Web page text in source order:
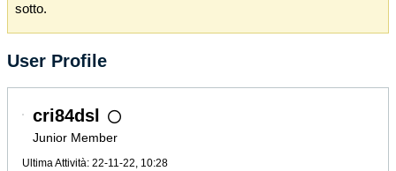
sotto.
User Profile
cri84dsl
Junior Member
Ultima Attività: 22-11-22, 10:28